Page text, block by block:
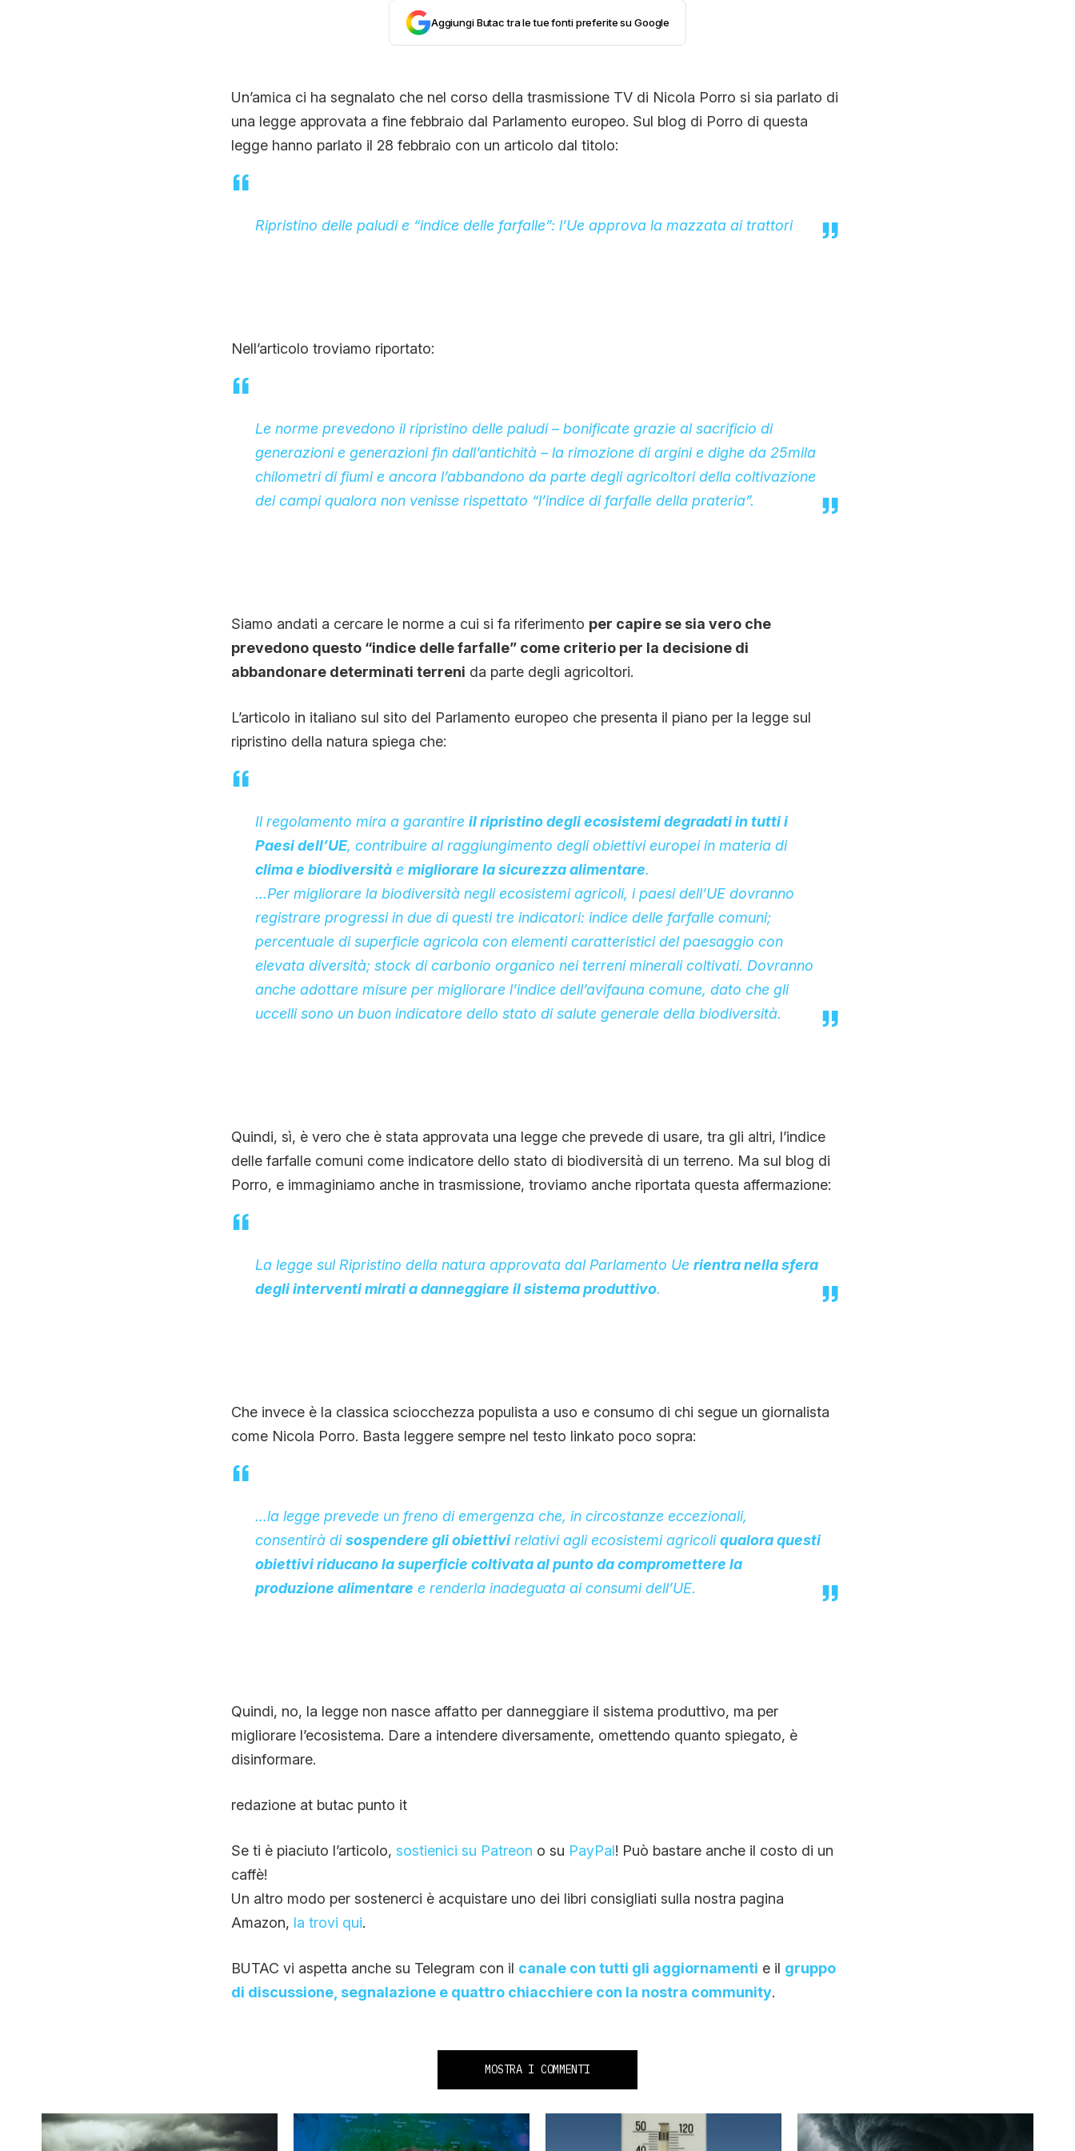
CONTATTI
CHI SIAMO
Aggiungi Butac tra le tue fonti preferite su Google
Un’amica ci ha segnalato che nel corso della trasmissione TV di Nicola Porro si sia parlato di
una legge approvata a fine febbraio dal Parlamento europeo. Sul blog di Porro di questa
legge hanno parlato il 28 febbraio con un articolo dal titolo:
Ripristino delle paludi e “indice delle farfalle”: l’Ue approva la mazzata ai trattori
Nell’articolo troviamo riportato:
Le norme prevedono il ripristino delle paludi – bonificate grazie al sacrificio di
generazioni e generazioni fin dall’antichità – la rimozione di argini e dighe da 25mila
chilometri di fiumi e ancora l’abbandono da parte degli agricoltori della coltivazione
dei campi qualora non venisse rispettato “l’indice di farfalle della prateria”.
Siamo andati a cercare le norme a cui si fa riferimento per capire se sia vero che
prevedono questo “indice delle farfalle” come criterio per la decisione di
abbandonare determinati terreni da parte degli agricoltori.
L’articolo in italiano sul sito del Parlamento europeo che presenta il piano per la legge sul
ripristino della natura spiega che:
Il regolamento mira a garantire il ripristino degli ecosistemi degradati in tutti i
Paesi dell’UE, contribuire al raggiungimento degli obiettivi europei in materia di
clima e biodiversitàe migliorare la sicurezza alimentare.
…Per migliorare la biodiversità negli ecosistemi agricoli, i paesi dell’UE dovranno
registrare progressi in due di questi tre indicatori: indice delle farfalle comuni;
percentuale di superficie agricola con elementi caratteristici del paesaggio con
elevata diversità; stock di carbonio organico nei terreni minerali coltivati. Dovranno
anche adottare misure per migliorare l’indice dell’avifauna comune, dato che gli
uccelli sono un buon indicatore dello stato di salute generale della biodiversità.
Quindi, sì, è vero che è stata approvata una legge che prevede di usare, tra gli altri, l’indice
delle farfalle comuni come indicatore dello stato di biodiversità di un terreno. Ma sul blog di
Porro, e immaginiamo anche in trasmissione, troviamo anche riportata questa affermazione:
La legge sul Ripristino della natura approvata dal Parlamento Ue rientra nella sfera
degli interventi mirati a danneggiare il sistema produttivo.
Che invece è la classica sciocchezza populista a uso e consumo di chi segue un giornalista
come Nicola Porro. Basta leggere sempre nel testo linkato poco sopra:
…la legge prevede un freno di emergenza che, in circostanze eccezionali,
consentirà disospendere gli obiettivirelativi agli ecosistemi agricoliqualora questi
obiettivi riducano la superficie coltivata al punto da compromettere la
produzione alimentare e renderla inadeguata ai consumi dell’UE.
Quindi, no, la legge non nasce affatto per danneggiare il sistema produttivo, ma per
migliorare l’ecosistema. Dare a intendere diversamente, omettendo quanto spiegato, è
disinformare.
redazione at butac punto it
Se ti è piaciuto l’articolo, sostienici su Patreon o su PayPal! Può bastare anche il costo di un
caffè!
Un altro modo per sostenerci è acquistare uno dei libri consigliati sulla nostra pagina
Amazon, la trovi qui.
BUTAC vi aspetta anche su Telegram con il canale con tutti gli aggiornamenti e il gruppo
di discussione, segnalazione e quattro chiacchiere con la nostra community.
MOSTRA I COMMENTI